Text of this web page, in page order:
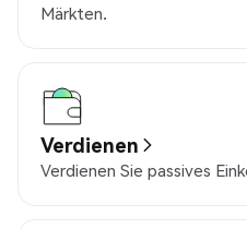
Märkten.
Verdienen
Verdienen Sie passives